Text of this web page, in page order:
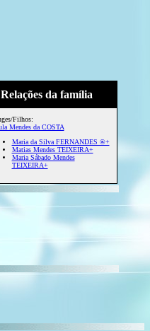
Relações da família
Filhos:
Mendes da COSTA
Maria da Silva FERNANDES ®+
Matias Mendes TEIXEIRA+
Maria Sábado Mendes
TEIXEIRA+